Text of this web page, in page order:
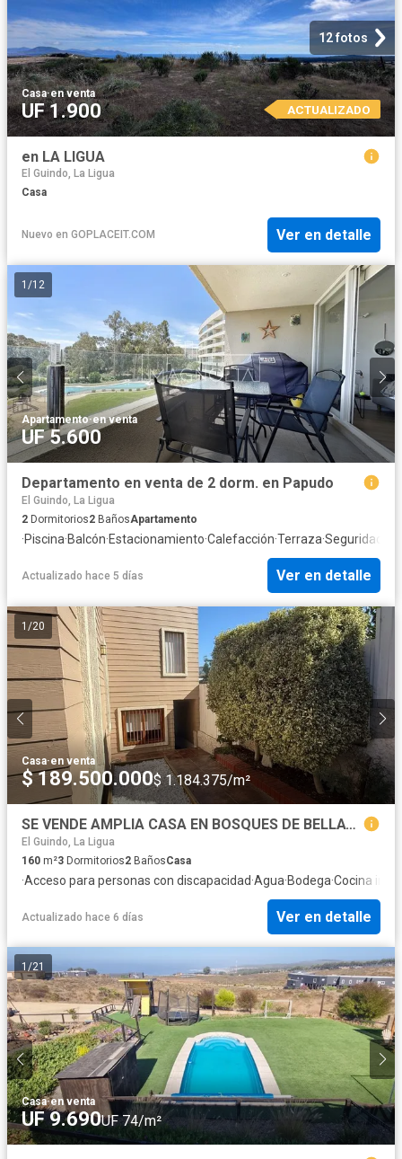
12 fotos
Casa·en venta
UF 1.900 ACTUALIZADO
en LA LIGUA
El Guindo, La Ligua
Casa
Nuevo en GOPLACEIT.COM Ver en detalle
1 /12
Apartamento·en venta
UF 5.600
Departamento en venta de 2 dorm. en Papudo
El Guindo, La Ligua
2 Dormitorios2 BañosApartamento
·Piscina·Balcón·Estacionamiento·Calefacción·Terraza·Seguridad
Actualizado hace 5 días Ver en detalle
1 /20
Casa·en venta
$ 189.500.000$ 1.184.375/m²
SE VENDE AMPLIA CASA EN BOSQUES DE BELLAVISTA, COMUNA DE LA LIGUA .
El Guindo, La Ligua
160 m²3 Dormitorios2 BañosCasa
·Acceso para personas con discapacidad·Agua·Bodega·Cocina
Actualizado hace 6 días Ver en detalle
1 /21
Casa·en venta
UF 9.690UF 74/m²